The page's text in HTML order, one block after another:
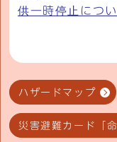
供一時停止につ
ハザードマップ
災害避難カード「